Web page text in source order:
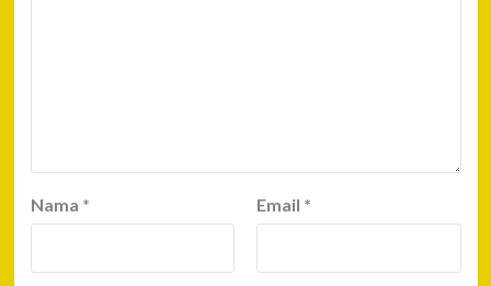
Nama * Email *